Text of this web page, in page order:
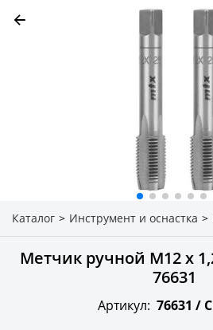
Каталог > Инструмент и оснастка >
Метчик ручной М12 х
76631
Артикул: 76631 /